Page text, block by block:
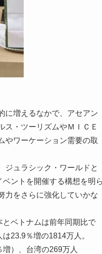
に増えるなかで、アセアン
ス・ツーリズムやＭＩＣＥ
やワーケーション需要の取
ュラシック・ワールドと
ントを開催する構想を明
力をさらに強化していかな
ベトナムは前年同期比で
23.9％増の1814万人。
）、台湾の269万人